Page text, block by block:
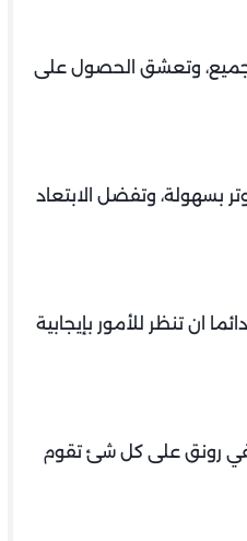
الجميع، وتعشق الحصول على
بسهولة، وتفضل الابتعاد
ان تنظر للأمور بإيجابية
رونق على كل شئ تقوم